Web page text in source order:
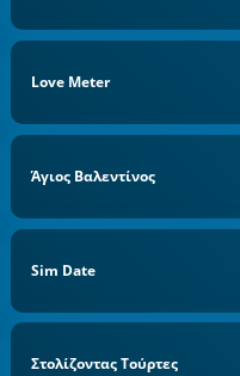
Love Meter
Άγιος Βαλεντίνος
Sim Date
Στολίζοντας Τούρτες